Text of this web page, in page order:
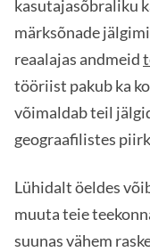
kasutajasõbraliku
märksõnade
reaalajas andmeid
tööriist pakub ka
võimaldab teil
geograafilistes
Lühidalt öeldes
muuta teie
suunas vähem